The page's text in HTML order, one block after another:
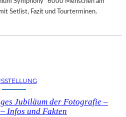
Setlist, Fazit und Tourterminen.
Jubiläum der Fotografie –
Infos und Fakten